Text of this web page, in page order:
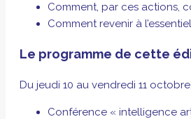
Comment, par ces actions,
Comment revenir à
Le programme de cette
Du jeudi 10 au vendredi 11
Conférence « intelligence